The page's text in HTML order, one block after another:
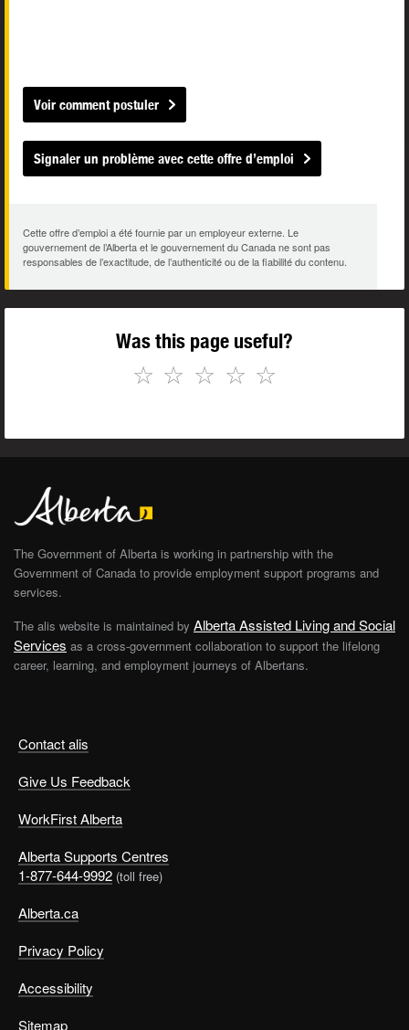
Voir comment postuler
Signaler un problème avec cette offre d’emploi
Cette offre d’emploi a été fournie par un employeur externe. Le
gouvernement de l’Alberta et le gouvernement du Canada ne sont pas
responsables de l’exactitude, de l’authenticité ou de la fiabilité du contenu.
Was this page useful?
☆
☆
☆
☆
☆
Contact alis
Give Us Feedback
WorkFirst Alberta
Alberta Supports Centres
1-877-644-9992 (toll free)
Alberta.ca
Privacy Policy
Accessibility
Sitemap
The Government of Alberta is working in partnership with the
Government of Canada to provide employment support programs and
services.
The alis website is maintained by Alberta Assisted Living and Social
Services as a cross-government collaboration to support the lifelong
career, learning, and employment journeys of Albertans.